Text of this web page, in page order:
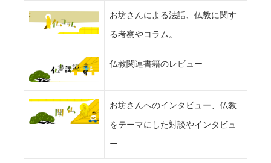
お坊さんによる法話、仏教に関す
る考察やコラム。
仏教関連書籍のレビュー
お坊さんへのインタビュー、仏教
をテーマにした対談やインタビュ
ー